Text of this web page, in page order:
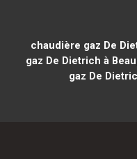
chaudière gaz De
gaz De Dietrich à
gaz De